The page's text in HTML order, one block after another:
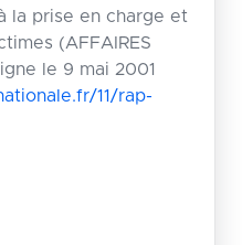
la prise en charge et
(AFFAIRES
le 9 mai 2001
11/rap-